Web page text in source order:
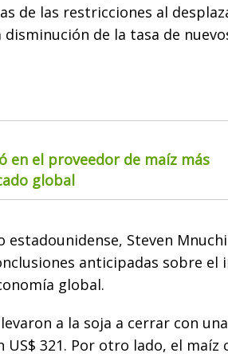
de las restricciones al
de la tasa de
en el proveedor de maíz más
global
estadounidense, Steven
anticipadas sobre el
global.
a la soja a cerrar con
US$ 321. Por otro lado, el maíz